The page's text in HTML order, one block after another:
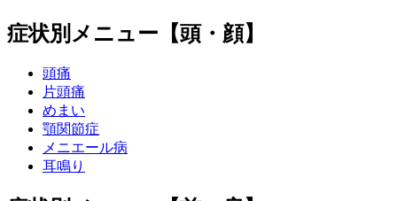
症状別メニュー【頭・顔】
頭痛
片頭痛
めまい
顎関節症
メニエール病
耳鳴り